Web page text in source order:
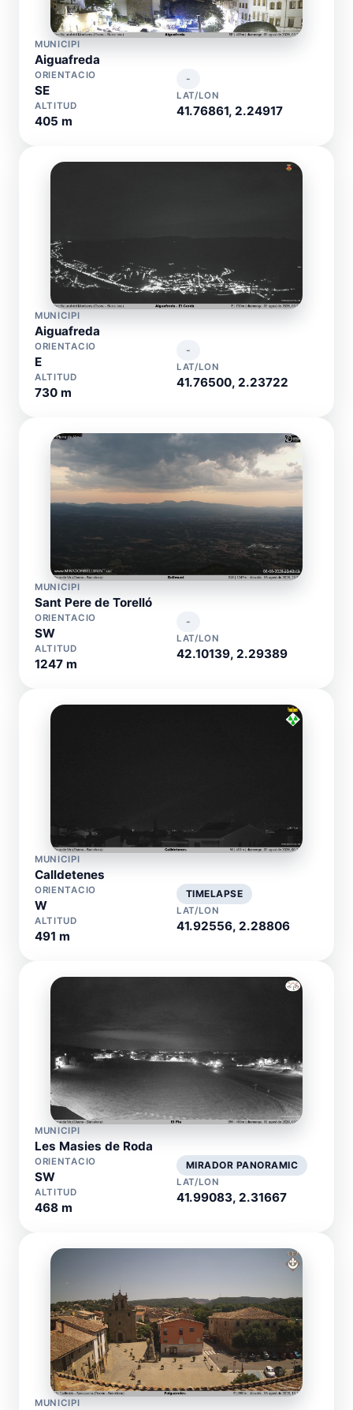
MUNICIPI
Aiguafreda
ORIENTACIO
SE
ALTITUD
405 m
-
LAT/LON
41.76861, 2.24917
MUNICIPI
Aiguafreda
ORIENTACIO
E
ALTITUD
730 m
-
LAT/LON
41.76500, 2.23722
MUNICIPI
Sant Pere de Torelló
ORIENTACIO
SW
ALTITUD
1247 m
-
LAT/LON
42.10139, 2.29389
MUNICIPI
Calldetenes
ORIENTACIO
W
ALTITUD
491 m
TIMELAPSE
LAT/LON
41.92556, 2.28806
MUNICIPI
Les Masies de Roda
ORIENTACIO
SW
ALTITUD
468 m
MIRADOR PANORAMIC
LAT/LON
41.99083, 2.31667
MUNICIPI